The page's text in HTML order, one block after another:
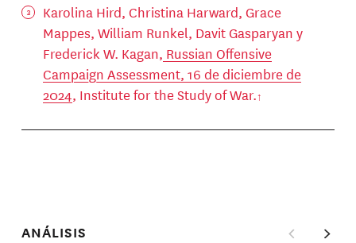
Karolina Hird, Christina Harward, Grace
Mappes, William Runkel, Davit Gasparyan y
Frederick W. Kagan, Russian Offensive
Campaign Assessment, 16 de diciembre de
2024, Institute for the Study of War.
ANÁLISIS